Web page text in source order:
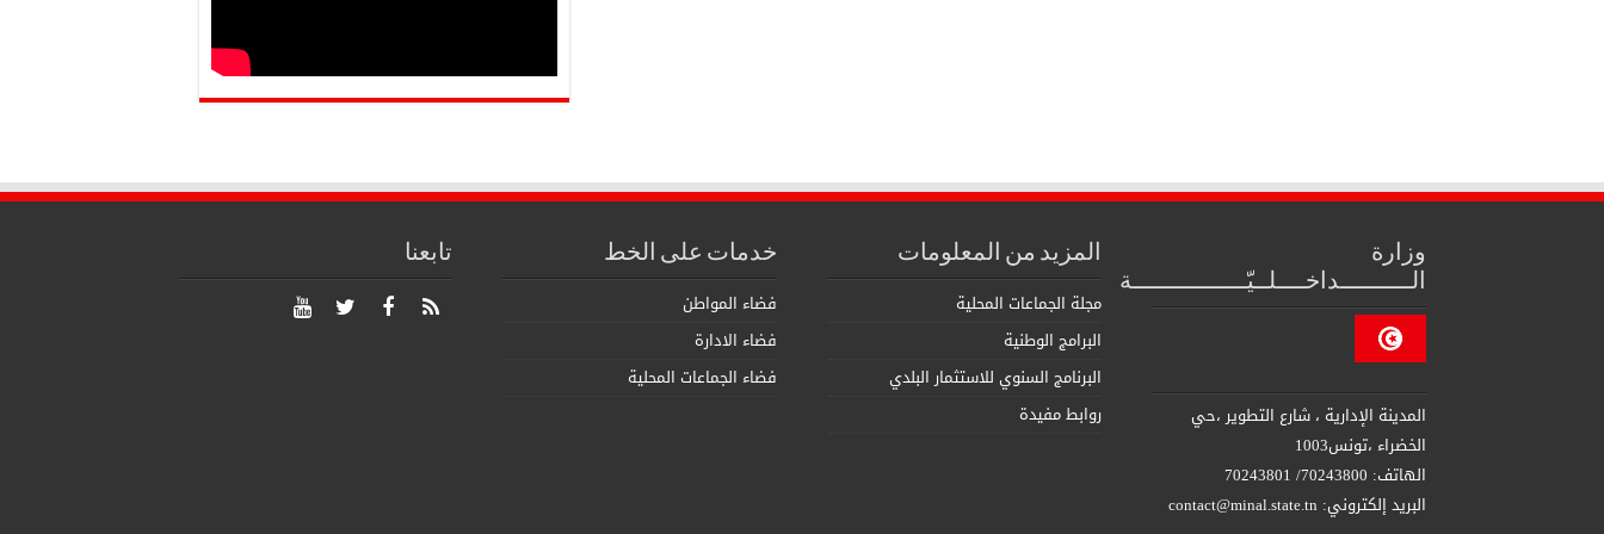
وزارة
الــــــــــداخــــلــيّــــــــــــــــة
المدينة الإدارية ، شارع التطوير ،حي
الخضراء ،تونس1003
الهاتف: 70243800/ 70243801
البريد إلكتروني: contact@minal.state.tn
المزيد من المعلومات
مجلة الجماعات المحلية
البرامج الوطنية
البرنامج السنوي للاستثمار البلدي
روابط مفيدة
خدمات على الخط
فضاء المواطن
فضاء الادارة
فضاء الجماعات المحلية
تابعنا